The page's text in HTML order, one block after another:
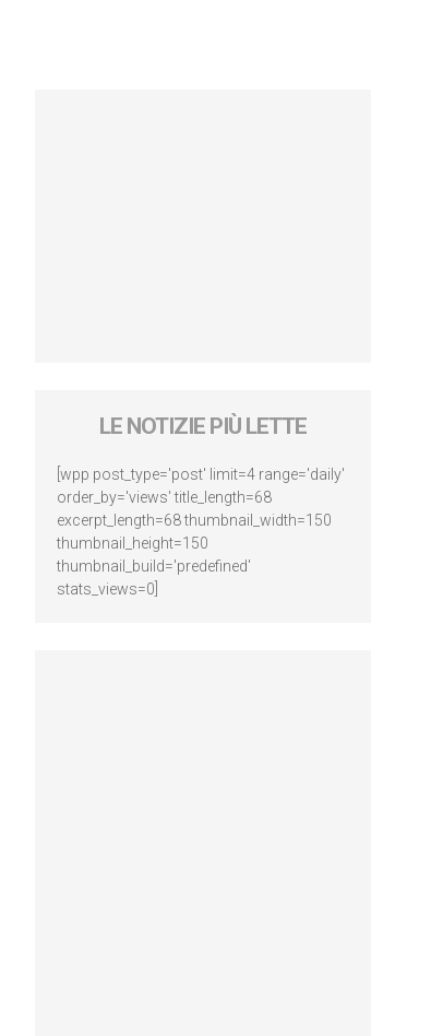
LE NOTIZIE PIÙ LETTE
[wpp post_type='post' limit=4 range='daily'
order_by='views' title_length=68
excerpt_length=68 thumbnail_width=150
thumbnail_height=150
thumbnail_build='predefined'
stats_views=0]